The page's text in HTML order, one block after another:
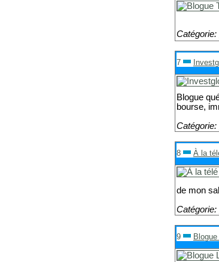
Catégorie:
7
Blogue
bourse,
Catégorie:
8 À la
de mon
Catégorie:
9